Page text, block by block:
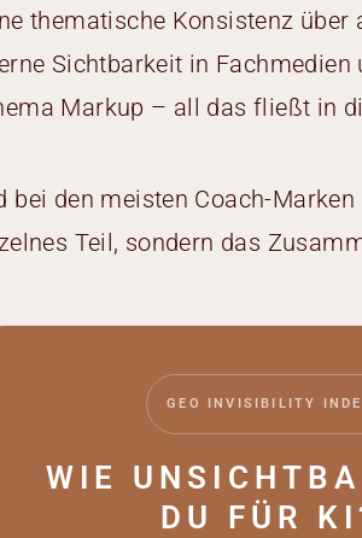
thematische Konsistenz über
Sichtbarkeit in Fachmedien
Markup – all das fließt in
bei den meisten Coach-
Teil, sondern das
GEO INVISIBILITY
WIE
DU FÜR